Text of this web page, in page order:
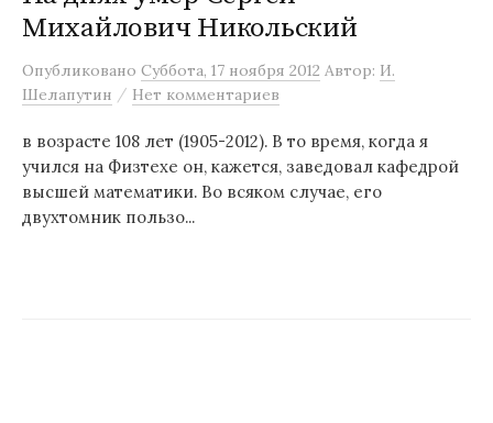
м
Михайлович Никольский
Опубликовано Суббота, 17 ноября 2012 Автор: И.
Шелапутин / Нет комментариев
в возрасте 108 лет (1905-2012). В то время, когда я
учился на Физтехе он, кажется, заведовал кафедрой
высшей математики. Во всяком случае, его
двухтомник пользо...